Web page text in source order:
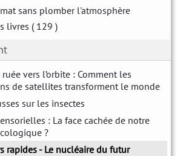
sans plomber l'atmosphère
livres ( 129 )
vers l’orbite : Comment les
de satellites transforment le monde
sur les insectes
: La face cachée de notre
?
rapides - Le nucléaire du futur